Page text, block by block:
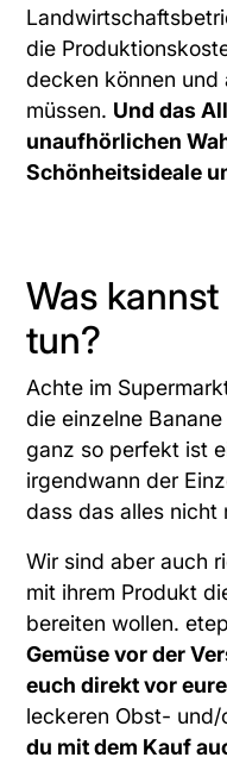
die
decken können und
müssen. Und das
unaufhörlichen
Schönheitsideale
Was
tun?
Achte im
die einzelne
ganz so perfekt ist
irgendwann der
dass das alles nicht
Wir sind aber auch
mit ihrem Produkt
bereiten wollen.
Gemüse vor der
euch direkt vor
leckeren Obst- und/
du mit dem Kauf